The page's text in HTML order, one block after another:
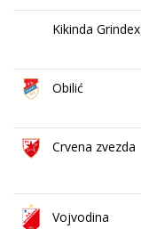
Kikinda Grindex
Obilić
Crvena zvezda
Vojvodina